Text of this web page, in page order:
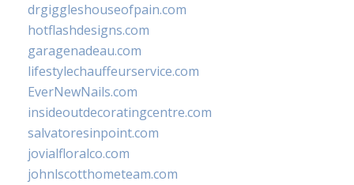
drgiggleshouseofpain.com
hotflashdesigns.com
garagenadeau.com
lifestylechauffeurservice.com
EverNewNails.com
insideoutdecoratingcentre.com
salvatoresinpoint.com
jovialfloralco.com
johnlscotthometeam.com